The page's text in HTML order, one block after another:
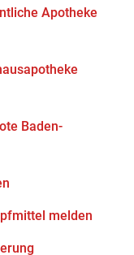
Apotheke
Baden-
melden